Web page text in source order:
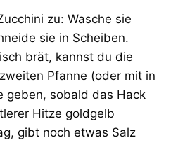
zu: Wasche sie
sie in Scheiben.
brät, kannst du die
Pfanne (oder mit in
geben, sobald das Hack
Hitze goldgelb
gibt noch etwas Salz